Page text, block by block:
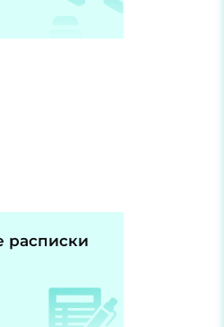
расписки